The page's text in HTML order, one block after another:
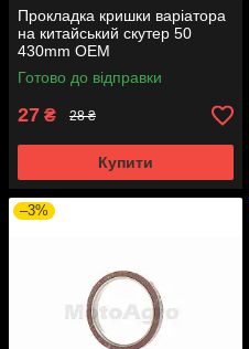
Прокладка кришки варіатора
на китайський скутер 50
430mm OEM
Готово до відправки
27 ₴ 28 ₴
Купити
–3%